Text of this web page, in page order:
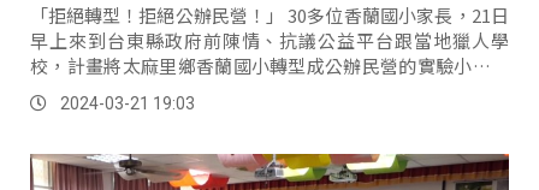
「拒絕轉型！拒絕公辦民營！」 30多位香蘭國小家長，21日
早上來到台東縣政府前陳情、抗議公益平台跟當地獵人學
校，計畫將太麻里鄉香蘭國小轉型成公辦民營的實驗小學；
家長認為主辦方取得二分一學區內原住民居民同意，不只造
成鄉內族群對立，同時質疑審查過程黑箱作業。
2024-03-21 19:03